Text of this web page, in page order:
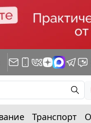
Транспорт